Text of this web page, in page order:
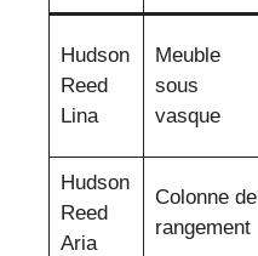
Hudson
Reed
Lina
Meuble
sous
vasque
Hudson
Reed
Aria
Colonne de
rangement